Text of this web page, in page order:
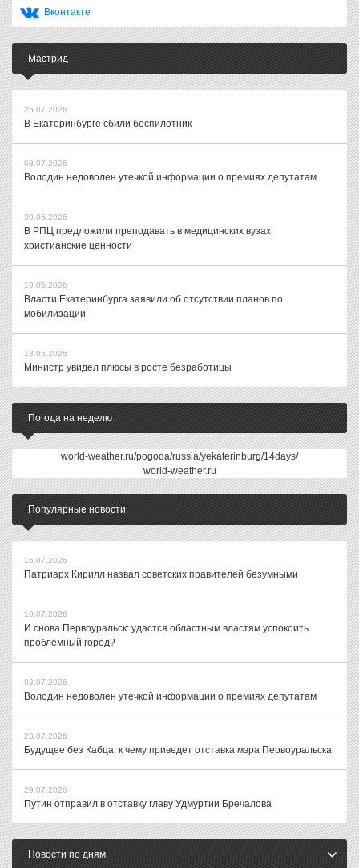
Вконтакте
Мастрид
25.07.2026
В Екатеринбурге сбили беспилотник
08.07.2026
Володин недоволен утечкой информации о премиях депутатам
30.06.2026
В РПЦ предложили преподавать в медицинских вузах
христианские ценности
19.05.2026
Власти Екатеринбурга заявили об отсутствии планов по
мобилизации
18.05.2026
Министр увидел плюсы в росте безработицы
Погода на неделю
world-weather.ru/pogoda/russia/yekaterinburg/14days/
world-weather.ru
Популярные новости
16.07.2026
Патриарх Кирилл назвал советских правителей безумными
10.07.2026
И снова Первоуральск: удастся областным властям успокоить
проблемный город?
08.07.2026
Володин недоволен утечкой информации о премиях депутатам
23.07.2026
Будущее без Кабца: к чему приведет отставка мэра Первоуральска
29.07.2026
Путин отправил в отставку главу Удмуртии Бречалова
Новости по дням